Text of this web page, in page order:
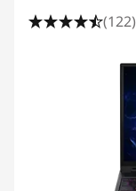
(122)